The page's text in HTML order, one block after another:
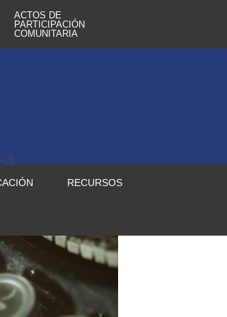
ACTOS DE
PARTICIPACIÓN
COMUNITARIA
RECURSOS